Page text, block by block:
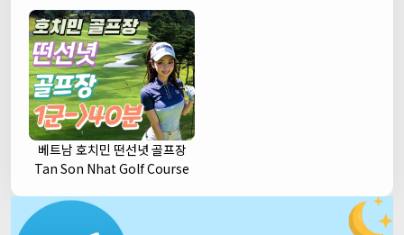
베트남 호치민 떤선녓 골프장
Tan Son Nhat Golf Course